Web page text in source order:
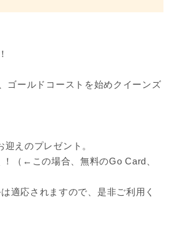
ゴールドコーストを始めクイーンズ
えのプレゼント。
（←この場合、無料のGo Card、
適応されますので、是非ご利用く